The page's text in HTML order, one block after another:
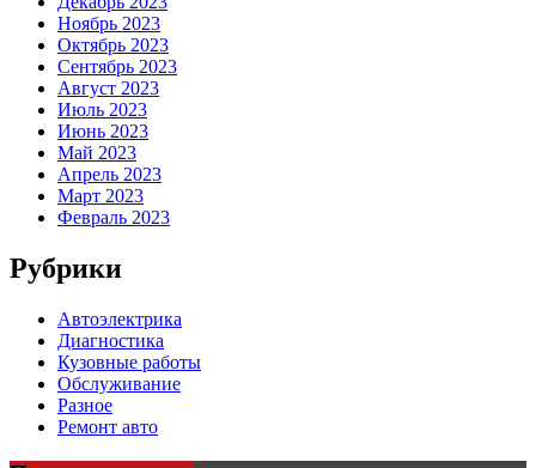
Ноябрь 2023
Октябрь 2023
Сентябрь 2023
Август 2023
Июль 2023
Июнь 2023
Май 2023
Апрель 2023
Март 2023
Февраль 2023
Рубрики
Автоэлектрика
Диагностика
Кузовные работы
Обслуживание
Разное
Ремонт авто